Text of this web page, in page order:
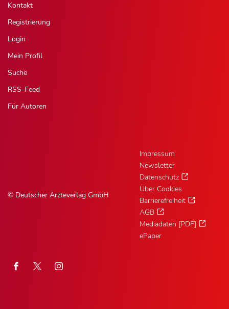
Kontakt
Registrierung
Login
Mein Profil
Suche
RSS-Feed
Für Autoren
© Deutscher Ärzteverlag GmbH
Impressum
Newsletter
Datenschutz
Über Cookies
Barrierefreiheit
AGB
Mediadaten [PDF]
ePaper